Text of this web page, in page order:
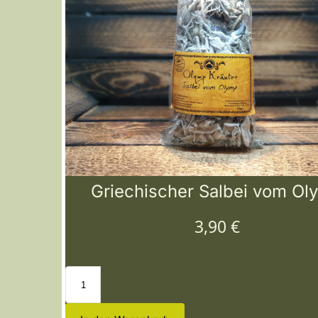
Griechischer Salbei vom
3,90 €